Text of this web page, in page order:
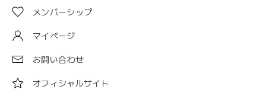
メンバーシップ
マイページ
お問い合わせ
オフィシャルサイト